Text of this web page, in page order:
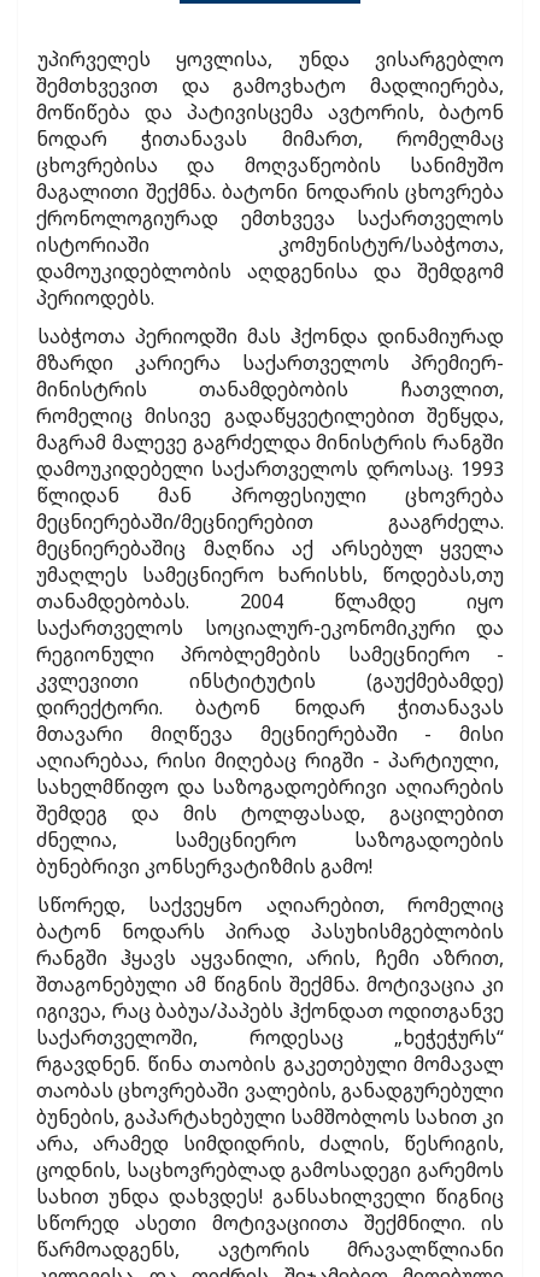
უპირველეს ყოვლისა, უნდა ვისარგებლო
შემთხვევით და გამოვხატო მადლიერება,
მოწიწება და პატივისცემა ავტორის, ბატონ
ნოდარ ჭითანავას მიმართ, რომელმაც
ცხოვრებისა და მოღვაწეობის სანიმუშო
მაგალითი შექმნა. ბატონი ნოდარის ცხოვრება
ქრონოლოგიურად ემთხვევა საქართველოს
ისტორიაში კომუნისტურ/საბჭოთა,
დამოუკიდებლობის აღდგენისა და შემდგომ
პერიოდებს.
საბჭოთა პერიოდში მას ჰქონდა დინამიურად
მზარდი კარიერა საქართველოს პრემიერ-
მინისტრის თანამდებობის ჩათვლით,
რომელიც მისივე გადაწყვეტილებით შეწყდა,
მაგრამ მალევე გაგრძელდა მინისტრის რანგში
დამოუკიდებელი საქართველოს დროსაც. 1993
წლიდან მან პროფესიული ცხოვრება
მეცნიერებაში/მეცნიერებით გააგრძელა.
მეცნიერებაშიც მაღწია აქ არსებულ ყველა
უმაღლეს სამეცნიერო ხარისხს, წოდებას,თუ
თანამდებობას. 2004 წლამდე იყო
საქართველოს სოციალურ-ეკონომიკური და
რეგიონული პრობლემების სამეცნიერო -
კვლევითი ინსტიტუტის (გაუქმებამდე)
დირექტორი. ბატონ ნოდარ ჭითანავას
მთავარი მიღწევა მეცნიერებაში - მისი
აღიარებაა, რისი მიღებაც რიგში - პარტიული,
სახელმწიფო და საზოგადოებრივი აღიარების
შემდეგ და მის ტოლფასად, გაცილებით
ძნელია, სამეცნიერო საზოგადოების
ბუნებრივი კონსერვატიზმის გამო!
სწორედ, საქვეყნო აღიარებით, რომელიც
ბატონ ნოდარს პირად პასუხისმგებლობის
რანგში ჰყავს აყვანილი, არის, ჩემი აზრით,
შთაგონებული ამ წიგნის შექმნა. მოტივაცია კი
იგივეა, რაც ბაბუა/პაპებს ჰქონდათ ოდითგანვე
საქართველოში, როდესაც „ხეჭეჭურს“
რგავდნენ. წინა თაობის გაკეთებული მომავალ
თაობას ცხოვრებაში ვალების, განადგურებული
ბუნების, გაპარტახებული სამშობლოს სახით კი
არა, არამედ სიმდიდრის, ძალის, წესრიგის,
ცოდნის, საცხოვრებლად გამოსადეგი გარემოს
სახით უნდა დახვდეს! განსახილველი წიგნიც
სწორედ ასეთი მოტივაციითა შექმნილი. ის
წარმოადგენს, ავტორის მრავალწლიანი